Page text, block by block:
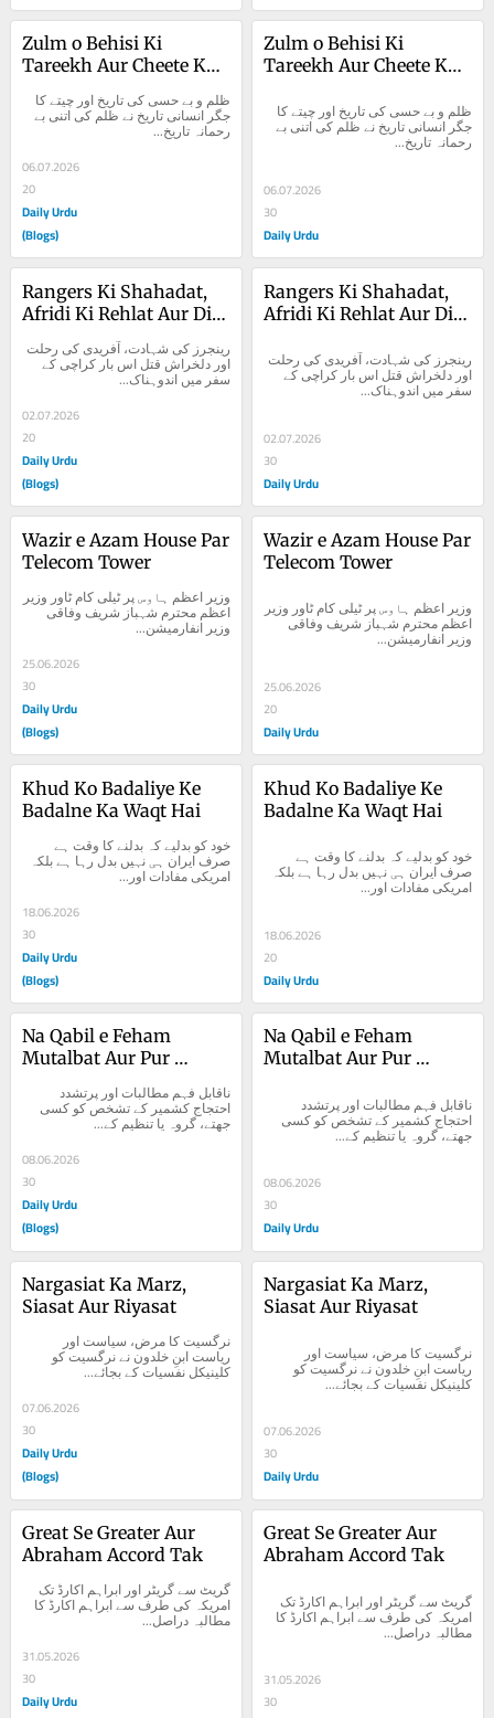
Zulm o Behisi Ki
Tareekh Aur Cheete Ka
رحمانہ تاریخ...
06.07.2026
20
Daily Urdu
(Blogs)
Zulm o Behisi Ki
Tareekh Aur Cheete Ka
رحمانہ تاریخ...
06.07.2026
30
Daily Urdu
Rangers Ki Shahadat,
Afridi Ki Rehlat Aur Dil
سفر میں اندوہناک...
02.07.2026
20
Daily Urdu
(Blogs)
Rangers Ki Shahadat,
Afridi Ki Rehlat Aur Dil
سفر میں اندوہناک...
02.07.2026
30
Daily Urdu
Wazir e Azam House Par
Telecom Tower
اعظم محترم شہباز شریف وفاقی
وزیر انفارمیشن...
25.06.2026
30
Daily Urdu
(Blogs)
Wazir e Azam House Par
Telecom Tower
اعظم محترم شہباز شریف وفاقی
وزیر انفارمیشن...
25.06.2026
20
Daily Urdu
Khud Ko Badaliye Ke
Badalne Ka Waqt Hai
امریکی مفادات اور...
18.06.2026
30
Daily Urdu
(Blogs)
Khud Ko Badaliye Ke
Badalne Ka Waqt Hai
امریکی مفادات اور...
18.06.2026
20
Daily Urdu
Na Qabil e Feham
Mutalbat Aur Pur
جھتے، گروہ یا تنظیم کے...
08.06.2026
30
Daily Urdu
(Blogs)
Na Qabil e Feham
Mutalbat Aur Pur
جھتے، گروہ یا تنظیم کے...
08.06.2026
30
Daily Urdu
Nargasiat Ka Marz,
Siasat Aur Riyasat
کلینیکل نفسیات کے بجائے...
07.06.2026
30
Daily Urdu
(Blogs)
Nargasiat Ka Marz,
Siasat Aur Riyasat
کلینیکل نفسیات کے بجائے...
07.06.2026
30
Daily Urdu
Great Se Greater Aur
Abraham Accord Tak
مطالبہ دراصل...
31.05.2026
30
Daily Urdu
Great Se Greater Aur
Abraham Accord Tak
مطالبہ دراصل...
31.05.2026
30